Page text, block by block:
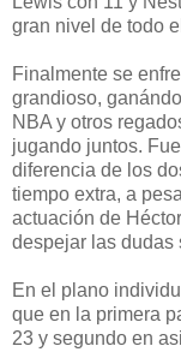
gran nivel de todo
Finalmente se
grandioso,
NBA y otros
jugando juntos.
diferencia de los
tiempo extra, a
actuación de
despejar las dudas
En el plano
que en la primera
23 y segundo en